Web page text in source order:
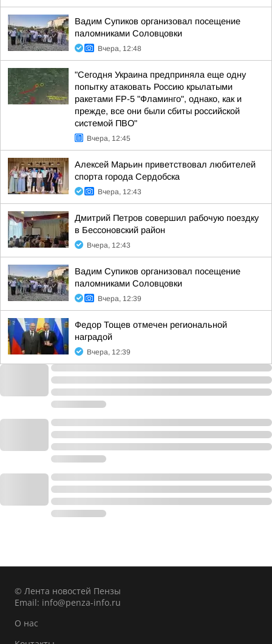
Вадим Супиков организовал посещение
паломниками Соловцовки
Вчера, 12:48
"Сегодня Украина предприняла еще одну
попытку атаковать Россию крылатыми
ракетами FP-5 "Фламинго", однако, как и
прежде, все они были сбиты российской
системой ПВО"
Вчера, 12:45
Алексей Марьин приветствовал любителей
спорта города Сердобска
Вчера, 12:43
Дмитрий Петров совершил рабочую поездку
в Бессоновский район
Вчера, 12:43
Вадим Супиков организовал посещение
паломниками Соловцовки
Вчера, 12:39
Федор Тощев отмечен региональной
наградой
Вчера, 12:39
© Лента новостей Пензы
Email: info@penza-info.ru
О нас